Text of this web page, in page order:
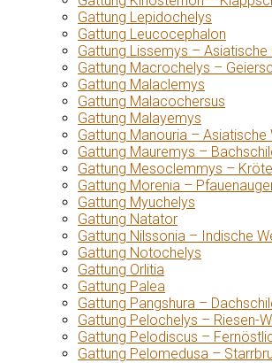
Gattung Lepidochelys
Gattung Leucocephalon
Gattung Lissemys –
Gattung Macrochelys –
Gattung Malaclemys
Gattung Malacochersus
Gattung Malayemys
Gattung Manouria – Asiatische
Gattung Mauremys –
Gattung Mesoclemmys –
Gattung Morenia –
Gattung Myuchelys
Gattung Natator
Gattung Nilssonia – Indische
Gattung Notochelys
Gattung Orlitia
Gattung Palea
Gattung Pangshura –
Gattung Pelochelys – Riesen-
Gattung Pelodiscus –
Gattung Pelomedusa –